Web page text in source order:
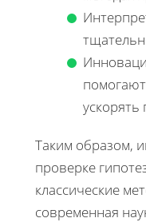
ускорять
Таким образом,
проверке
классические
современная